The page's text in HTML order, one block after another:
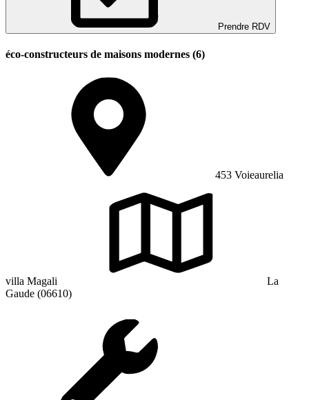
Prendre RDV
éco-constructeurs de maisons modernes (6)
453 Voieaurelia
villa Magali
La
Gaude (06610)